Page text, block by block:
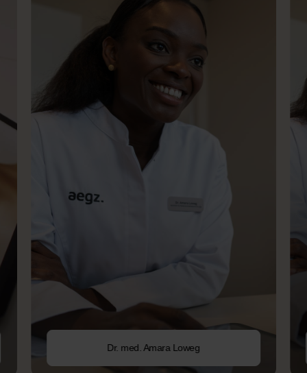
Dr. med. Amara Loweg